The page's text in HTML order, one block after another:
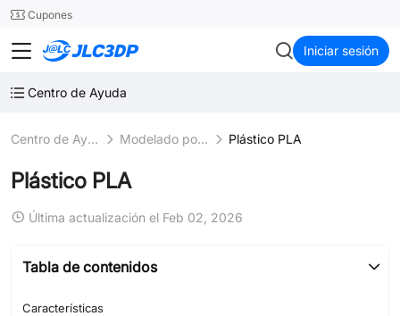
24SMTCupones
JLC3DP Iniciar sesión
Centro de Ayuda
Centro de Ayuda Modelado por deposición fundida (FDM) Plástico PLA
Plástico PLA
Última actualización el Feb 02, 2026
Tabla de contenidos
Características